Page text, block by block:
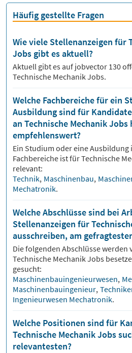
Häufig gestellte Fragen
Wie viele Stellenanzeigen für
Jobs gibt es aktuell?
Aktuell gibt es auf jobvector 130
Technische Mechanik Jobs.
Welche Fachbereiche für ein
Ausbildung sind für
an Technische Mechanik
empfehlenswert?
Ein Studium oder eine
Fachbereiche ist fürTechnische
relevant:
Technik, Maschinenbau,
Mechatronik.
Welche Abschlüsse sind bei
Stellenanzeigen für
ausschreiben, am
Die folgenden Abschlüsse werden
Technische Mechanik Jobs
gesucht:
Maschinenbauingenieurwesen,
Maschinenbauingenieur,
Ingenieurwesen Mechatronik.
Welche Positionen sind für
Technische Mechanik Jobs
relevantesten?